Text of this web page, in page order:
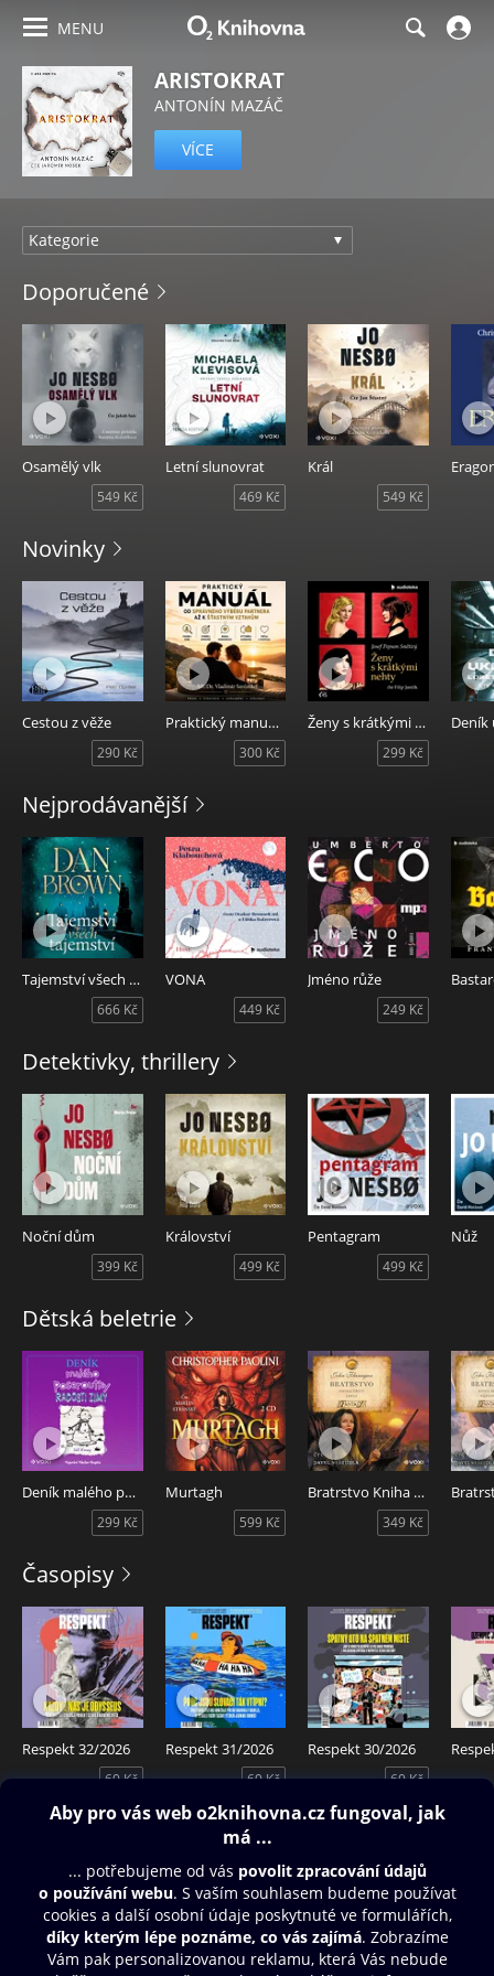
MENU
ARISTOKRAT
ANTONÍN MAZÁČ
VÍCE
Audioknihy
Doporučené
Osamělý vlk
549 Kč
Letní slunovrat
469 Kč
Král
549 Kč
Novinky
Cestou z věže
290 Kč
Praktický manuál - Od správného výběru partnera až k šťastným vztahům
300 Kč
Ženy s krátkými nehty
299 Kč
Deník
Nejprodávanější
Tajemství všech tajemství
666 Kč
VONA
449 Kč
Jméno růže
249 Kč
Detektivky, thrillery
Noční dům
399 Kč
Království
499 Kč
Pentagram
499 Kč
Nůž
Dětská beletrie
Deník malého poseroutky 13 - Radosti zimy
299 Kč
Murtagh
599 Kč
Bratrstvo Kniha třetí - Lovci
349 Kč
Časopisy
Respekt 32/2026
60 Kč
Respekt 31/2026
60 Kč
Respekt 30/2026
60 Kč
Obsah ke stažení
Moje O2 Knihovna
Další zábava